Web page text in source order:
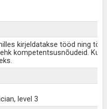
kirjeldatakse tööd ning
kompetentsusnõudeid.
level 3